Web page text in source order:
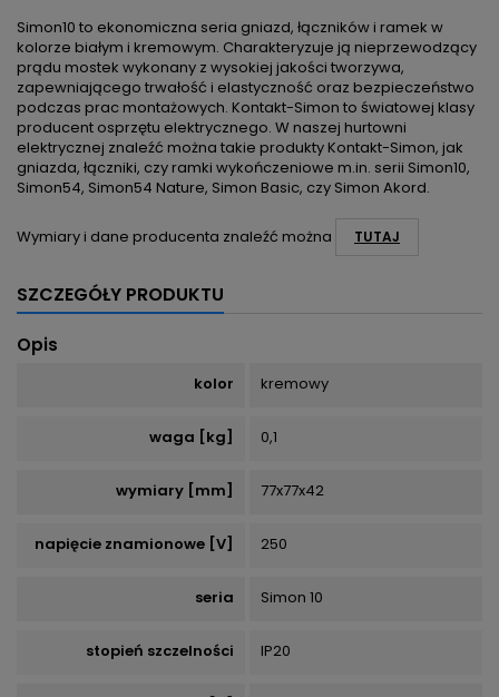
Simon10 to ekonomiczna seria gniazd, łączników i ramek w
kolorze białym i kremowym. Charakteryzuje ją nieprzewodzący
prądu mostek wykonany z wysokiej jakości tworzywa,
zapewniającego trwałość i elastyczność oraz bezpieczeństwo
podczas prac montażowych. Kontakt-Simon to światowej klasy
producent osprzętu elektrycznego. W naszej hurtowni
elektrycznej znaleźć można takie produkty Kontakt-Simon, jak
gniazda, łączniki, czy ramki wykończeniowe m.in. serii Simon10,
Simon54, Simon54 Nature, Simon Basic, czy Simon Akord.
Wymiary i dane producenta znaleźć można TUTAJ
SZCZEGÓŁY PRODUKTU
Opis
kolor kremowy
waga [kg] 0,1
wymiary [mm] 77x77x42
napięcie znamionowe [V] 250
seria Simon 10
stopień szczelności IP20